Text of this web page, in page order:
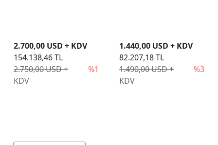
2.750,00 USD +
KDV
%1
2.700,00 USD + KDV
154.138,46 TL
1.490,00 USD +
KDV
%3
1.440,00 USD + KDV
82.207,18 TL